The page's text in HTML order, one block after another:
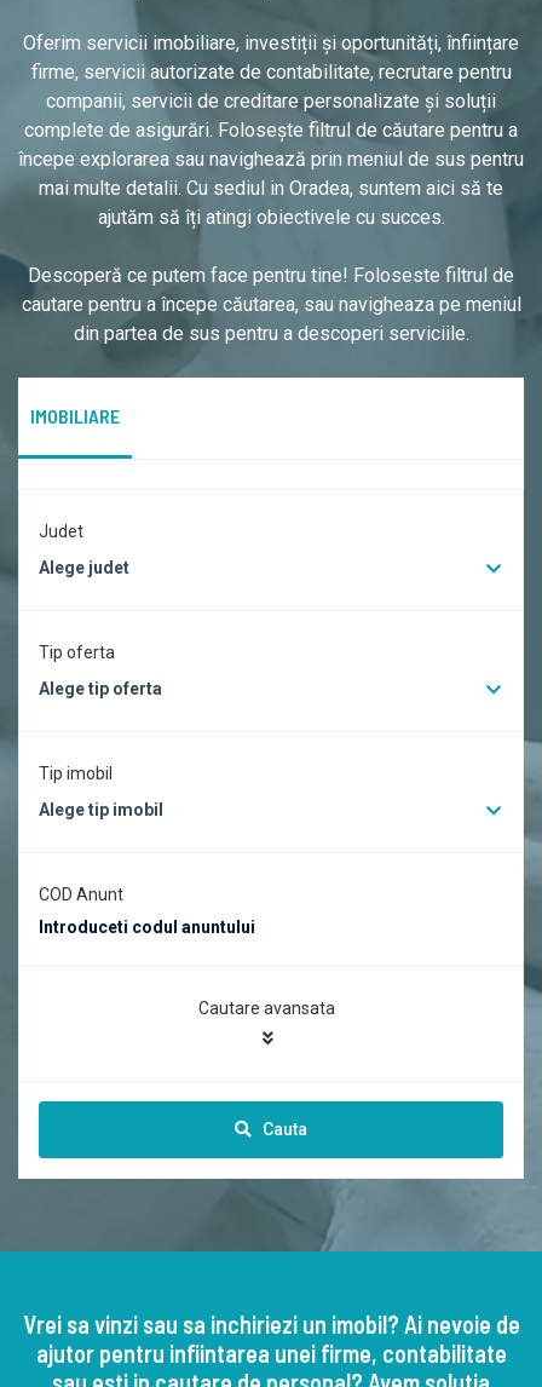
Oferim servicii imobiliare, investiții și oportunități, înființare
firme, servicii autorizate de contabilitate, recrutare pentru
companii, servicii de creditare personalizate și soluții
complete de asigurări. Folosește filtrul de căutare pentru a
începe explorarea sau navighează prin meniul de sus pentru
mai multe detalii. Cu sediul in Oradea, suntem aici să te
ajutăm să îți atingi obiectivele cu succes.
Descoperă ce putem face pentru tine! Foloseste filtrul de
cautare pentru a începe căutarea, sau navigheaza pe meniul
din partea de sus pentru a descoperi serviciile.
IMOBILIARE
Judet
Alege judet
Tip oferta
Alege tip oferta
Tip imobil
Alege tip imobil
COD Anunt
Cautare avansata
Cauta
Vrei sa vinzi sau sa inchiriezi un imobil? Ai nevoie de
ajutor pentru infiintarea unei firme, contabilitate